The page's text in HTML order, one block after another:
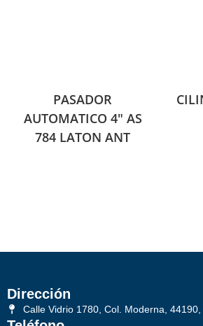
PASADOR
AUTOMATICO 4″ AS
784 LATON ANT
Dirección
Calle Vidrio 1780, Col. Moderna, 44190,